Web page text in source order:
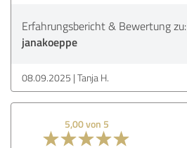
Erfahrungsbericht & Bewertung zu:
janakoeppe
08.09.2025 Tanja H.
5,00 von 5